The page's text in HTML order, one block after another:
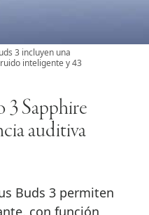
3 incluyen una
inteligente y 43
3 Sapphire
auditiva
Buds 3 permiten